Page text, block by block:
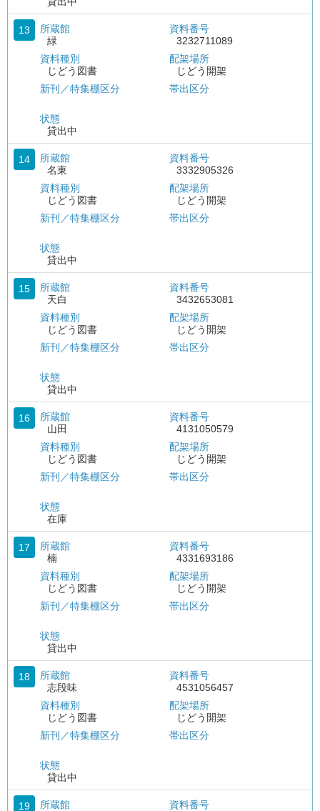
13
所蔵館
緑
資料種別
じどう図書
新刊／特集棚区分
状態
貸出中
資料番号
3232711089
配架場所
じどう開架
帯出区分
14
所蔵館
名東
資料種別
じどう図書
新刊／特集棚区分
状態
貸出中
資料番号
3332905326
配架場所
じどう開架
帯出区分
15
所蔵館
天白
資料種別
じどう図書
新刊／特集棚区分
状態
貸出中
資料番号
3432653081
配架場所
じどう開架
帯出区分
16
所蔵館
山田
資料種別
じどう図書
新刊／特集棚区分
状態
在庫
資料番号
4131050579
配架場所
じどう開架
帯出区分
17
所蔵館
楠
資料種別
じどう図書
新刊／特集棚区分
状態
貸出中
資料番号
4331693186
配架場所
じどう開架
帯出区分
18
所蔵館
志段味
資料種別
じどう図書
新刊／特集棚区分
状態
貸出中
資料番号
4531056457
配架場所
じどう開架
帯出区分
19 所蔵館 資料番号